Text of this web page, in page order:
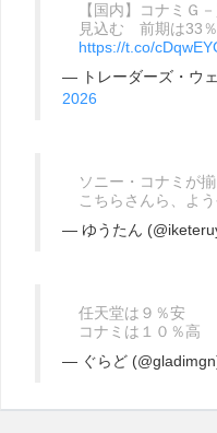
【国内】コナミＧ
見込む 前期は33
https://t.co/
— トレーダーズ・ウ
2026
ソニー・コナミが
こちらさんら、よ
— ゆうたん
任天堂は９％安
コナミは１０％高
— ぐらど